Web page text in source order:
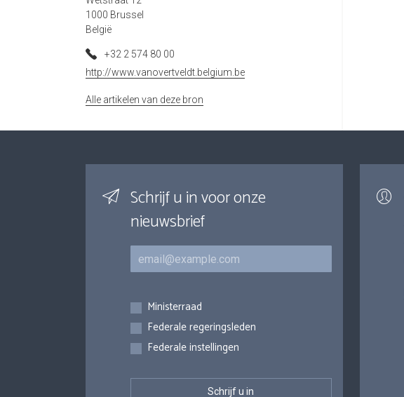
1000 Brussel
België
+32 2 574 80 00
http://www.vanovertveldt.belgium.be
Alle artikelen van deze bron
Schrijf u in voor onze
nieuwsbrief
E-mail
Inschrijvingen
Ministerraad
Federale regeringsleden
Federale instellingen